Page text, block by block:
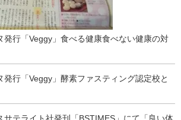
発行「Veggy」食べる健康食べない健康の対
発行「Veggy」酵素ファスティング認定校と